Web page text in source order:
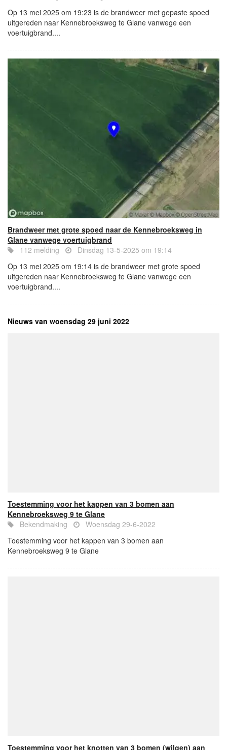
Op 13 mei 2025 om 19:23 is de brandweer met gepaste spoed
uitgereden naar Kennebroeksweg te Glane vanwege een
voertuigbrand....
Brandweer met grote spoed naar de Kennebroeksweg in
Glane vanwege voertuigbrand
112 melding
Dinsdag 13-5-2025 om 19:14
Op 13 mei 2025 om 19:14 is de brandweer met grote spoed
uitgereden naar Kennebroeksweg te Glane vanwege een
voertuigbrand....
Nieuws van woensdag 29 juni 2022
Toestemming voor het kappen van 3 bomen aan
Kennebroeksweg 9 te Glane
Bekendmaking
Woensdag 29-6-2022
Toestemming voor het kappen van 3 bomen aan
Kennebroeksweg 9 te Glane
Toestemming voor het knotten van 3 bomen (wilgen) aan